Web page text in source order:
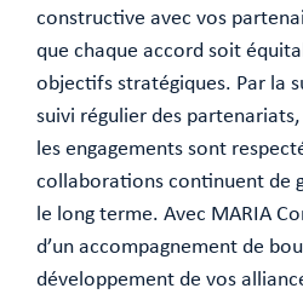
constructive avec vos
que chaque accord soit
objectifs stratégiques. Par la
suivi régulier des
les engagements sont
collaborations continuent de
le long terme. Avec MARIA
d’un accompagnement de
développement de vos